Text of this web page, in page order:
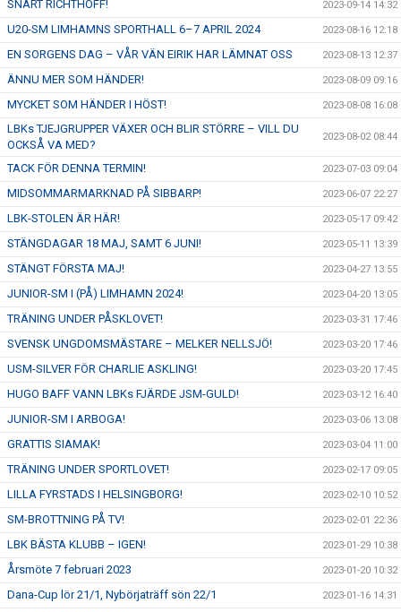
SNART RICHTHOFF! 2023-09-14 14:32
U20-SM LIMHAMNS SPORTHALL 6–7 APRIL 2024 2023-08-16 12:18
EN SORGENS DAG – VÅR VÄN EIRIK HAR LÄMNAT OSS 2023-08-13 12:37
ÄNNU MER SOM HÄNDER! 2023-08-09 09:16
MYCKET SOM HÄNDER I HÖST! 2023-08-08 16:08
LBKs TJEJGRUPPER VÄXER OCH BLIR STÖRRE – VILL DU
OCKSÅ VA MED?
2023-08-02 08:44
TACK FÖR DENNA TERMIN! 2023-07-03 09:04
MIDSOMMARMARKNAD PÅ SIBBARP! 2023-06-07 22:27
LBK-STOLEN ÄR HÄR! 2023-05-17 09:42
STÄNGDAGAR 18 MAJ, SAMT 6 JUNI! 2023-05-11 13:39
STÄNGT FÖRSTA MAJ! 2023-04-27 13:55
JUNIOR-SM I (PÅ) LIMHAMN 2024! 2023-04-20 13:05
TRÄNING UNDER PÅSKLOVET! 2023-03-31 17:46
SVENSK UNGDOMSMÄSTARE – MELKER NELLSJÖ! 2023-03-20 17:46
USM-SILVER FÖR CHARLIE ASKLING! 2023-03-20 17:45
HUGO BAFF VANN LBKs FJÄRDE JSM-GULD! 2023-03-12 16:40
JUNIOR-SM I ARBOGA! 2023-03-06 13:08
GRATTIS SIAMAK! 2023-03-04 11:00
TRÄNING UNDER SPORTLOVET! 2023-02-17 09:05
LILLA FYRSTADS I HELSINGBORG! 2023-02-10 10:52
SM-BROTTNING PÅ TV! 2023-02-01 22:36
LBK BÄSTA KLUBB – IGEN! 2023-01-29 10:38
Årsmöte 7 februari 2023 2023-01-20 10:32
Dana-Cup lör 21/1, Nybörjaträff sön 22/1 2023-01-16 14:31